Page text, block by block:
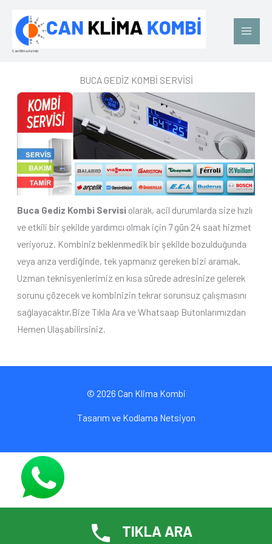
Can Klima Kombi
BUCA GEDİZ KOMBİ SERVİSİ
Buca Gediz Kombi Servisi olarak, acil durumlarda size hızlı
ve etkili bir şekilde yardımcı olmak için 7 gün 24 saat hizmet
veriyoruz. Kombiniz beklenmedik bir şekilde bozulduğunda
veya arıza verdiğinde, tek yapmanız gereken bizi aramak.
Uzman teknisyenlerimiz en kısa sürede adresinize gelerek
sorunu çözecek ve kombinizin tekrar sorunsuz çalışmasını
sağlayacaktır.Bize Tıkla Ara ve Whatsaap Butonlarımızdan
Hemen Ulaşabilirsiniz.
© 2026 Can Klima Kombi
Tasarım ve Kodlama Netsiyon
TIKLA ARA